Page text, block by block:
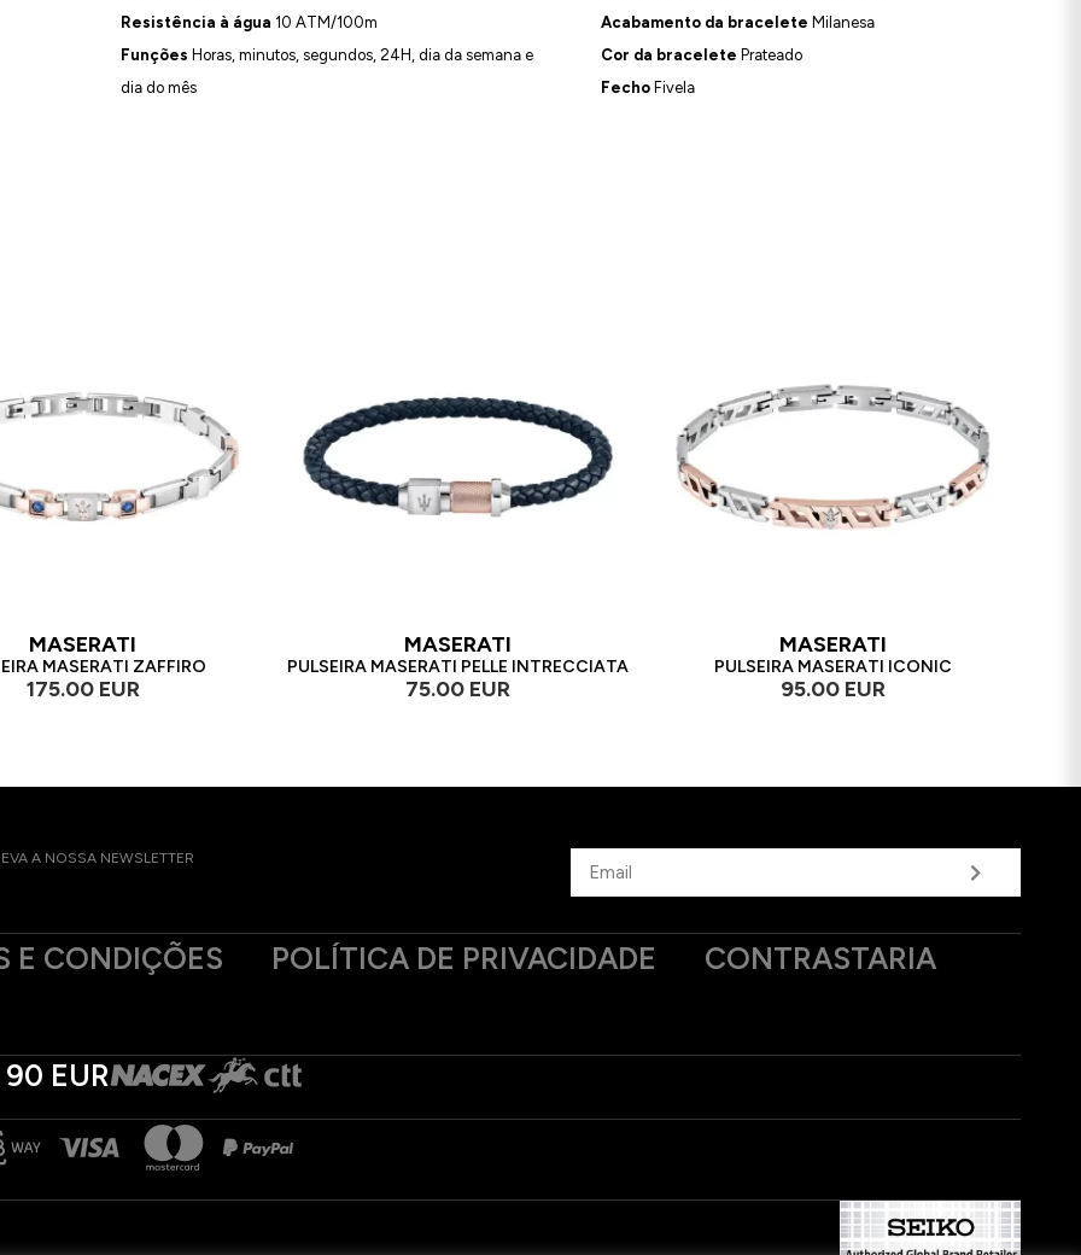
Resistência à água 10 ATM/100m
Funções Horas, minutos, segundos, 24H, dia da semana e
dia do mês
Acabamento da bracelete Milanesa
Cor da bracelete Prateado
FechoFivela
MASERATI
MASERATI ZAFFIRO
175.00 EUR
MASERATI
PULSEIRA MASERATI PELLE INTRECCIATA
75.00 EUR
MASERATI
PULSEIRA MASERATI ICONIC
95.00 EUR
A NOSSA NEWSLETTER
E CONDIÇÕES POLÍTICA DE PRIVACIDADE CONTRASTARIA
EUR